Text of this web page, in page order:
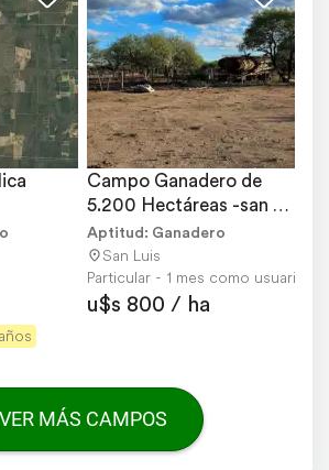
Campo Ganadero de
5.200 Hectáreas -san
Luis
Aptitud: Ganadero
San Luis
Particular - 1 mes como usuario
u$s 800 / ha
VER MÁS CAMPOS